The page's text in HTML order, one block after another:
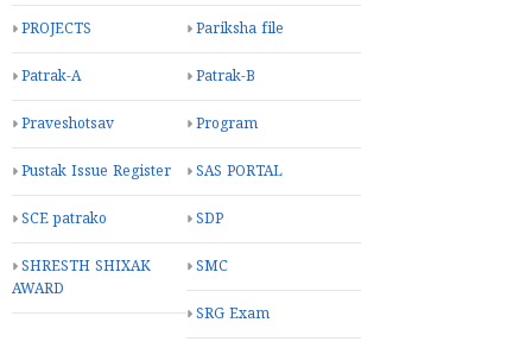
PROJECTS Pariksha file
Patrak-A Patrak-B
Praveshotsav Program
Pustak Issue Register SAS PORTAL
SCE patrako SDP
SHRESTH SHIXAK
AWARD
SMC
SRG Exam